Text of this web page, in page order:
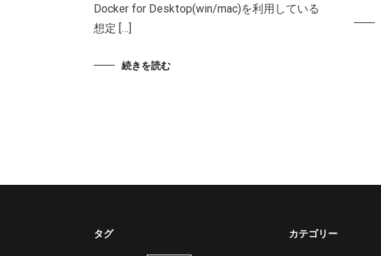
Docker for Desktop(win/mac)を利用している
想定 […]
続きを読む
タグ カテゴリー